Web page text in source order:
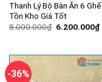
Thanh Lý Bộ Bàn Ăn 6
Tồn Kho Giá Tốt
8.000.000₫ Giá
6.200.000₫
-36%